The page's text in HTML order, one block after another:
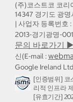
(주)코스트코 코리
14347 경기도 광
| 사업자 등록번호
2013-경기광명-
문의 바로가기
신(E-mail :
Google Ireland
[인증범위] 코
리적 인프라
[유효기간]